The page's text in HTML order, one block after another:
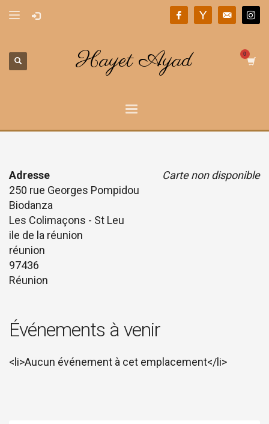
Hayet Ayad
Carte non disponible
Adresse
250 rue Georges Pompidou
Biodanza
Les Colimaçons - St Leu
ile de la réunion
réunion
97436
Réunion
Événements à venir
<li>Aucun événement à cet emplacement</li>